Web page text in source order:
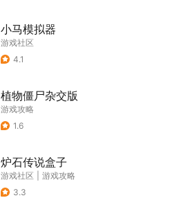
小马模拟器
游戏社区
4.1
植物僵尸杂交版
游戏攻略
1.6
炉石传说盒子
游戏社区
游戏攻略
3.3